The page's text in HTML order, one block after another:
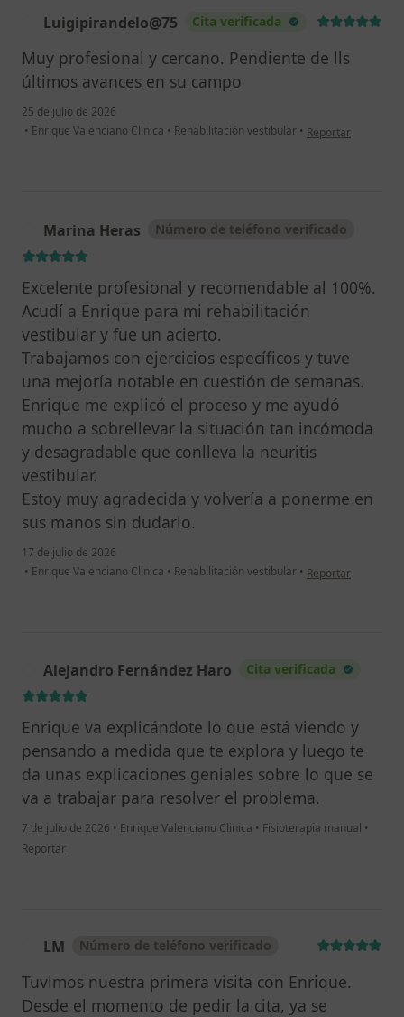
Luigipirandelo@75 Cita verificada
Muy profesional y cercano. Pendiente de lls
últimos avances en su campo
25 de julio de 2026
• Enrique Valenciano Clinica • Rehabilitación vestibular • en opinión del
Reportar
Marina Heras Número de teléfono verificado
Excelente profesional y recomendable al 100%.
Acudí a Enrique para mi rehabilitación
vestibular y fue un acierto.
Trabajamos con ejercicios específicos y tuve
una mejoría notable en cuestión de semanas.
Enrique me explicó el proceso y me ayudó
mucho a sobrellevar la situación tan incómoda
y desagradable que conlleva la neuritis
vestibular.
Estoy muy agradecida y volvería a ponerme en
sus manos sin dudarlo.
17 de julio de 2026
• Enrique Valenciano Clinica • Rehabilitación vestibular • en opinión del
Reportar
Alejandro Fernández Haro Cita verificada
Enrique va explicándote lo que está viendo y
pensando a medida que te explora y luego te
da unas explicaciones geniales sobre lo que se
va a trabajar para resolver el problema.
7 de julio de 2026 • Enrique Valenciano Clinica • Fisioterapia manual •
en opinión del usuario Alejandro Fernández Haro
Reportar
LM Número de teléfono verificado
Tuvimos nuestra primera visita con Enrique.
Desde el momento de pedir la cita, ya se